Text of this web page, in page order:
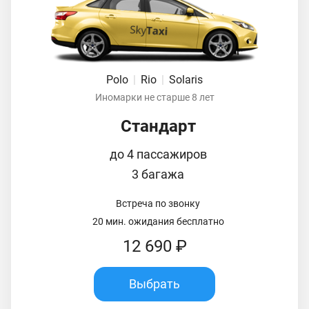
Polo | Rio | Solaris
Иномарки не старше 8 лет
Стандарт
до 4 пассажиров
3 багажа
Встреча по звонку
20 мин. ожидания бесплатно
12 690 ₽
Выбрать